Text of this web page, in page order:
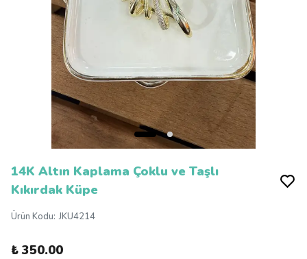
14K Altın Kaplama Çoklu ve Taşlı
Kıkırdak Küpe
Ürün Kodu: JKU4214
₺ 350.00